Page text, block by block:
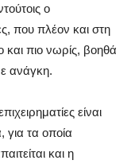
ο
που πλέον και στη
και πιο νωρίς, βοηθά
ανάγκη.
είναι
τα οποία
και η